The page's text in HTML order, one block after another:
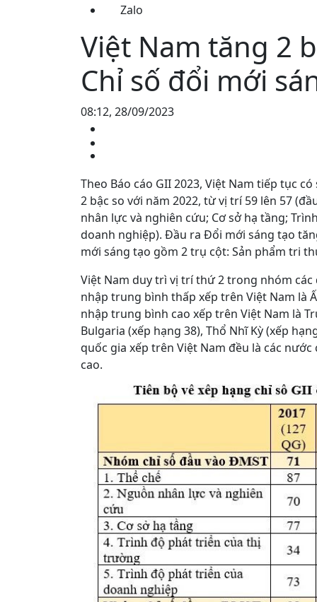
Zalo
Việt Nam tăng 2
Chỉ số đổi mới
08:12, 28/09/2023
Theo Báo cáo GII 2023, Việt Nam tiếp tục
2 bậc so với năm 2022, từ vị trí 59 lên 57
nhân lực và nghiên cứu; Cơ sở hạ tầng;
doanh nghiệp). Đầu ra Đổi mới sáng tạo
mới sáng tạo gồm 2 trụ cột: Sản phẩm tri
Việt Nam duy trì vị trí thứ 2 trong nhóm
nhập trung bình thấp xếp trên Việt Nam là
nhập trung bình cao xếp trên Việt Nam là
Bulgaria (xếp hạng 38), Thổ Nhĩ Kỳ (xếp
quốc gia xếp trên Việt Nam đều là các
cao.